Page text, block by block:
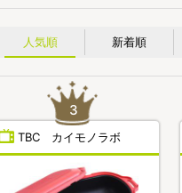
人気順 新着順
TBC カイモノラボ